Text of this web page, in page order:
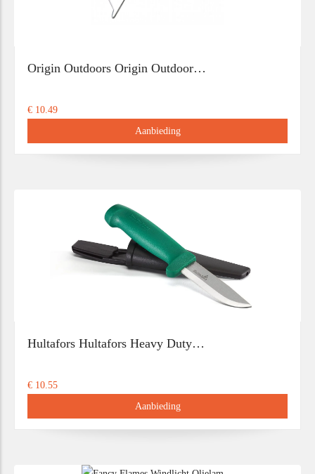
Origin Outdoors Origin Outdoor…
€ 10.49
Aanbieding
Hultafors Hultafors Heavy Duty…
€ 10.55
Aanbieding